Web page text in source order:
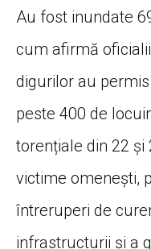
Au fost inundate
cum afirmă
digurilor au
peste 400 de
torențiale din 22
victime omenești,
întreruperi de
infrastructurii și a